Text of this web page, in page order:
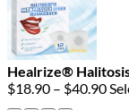
Healrize®
$18.90 – $40.90